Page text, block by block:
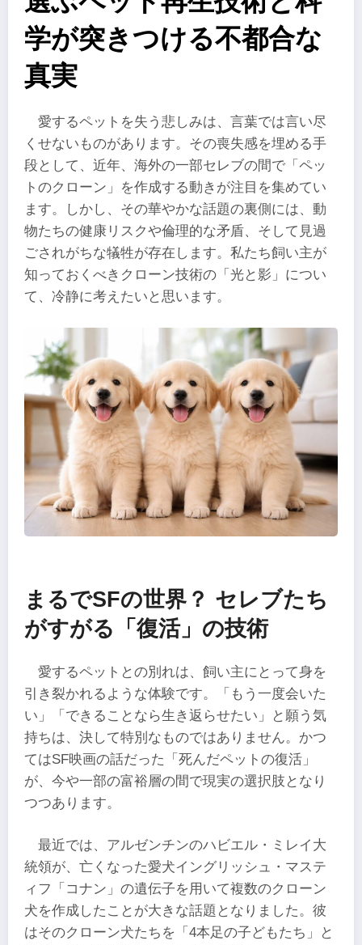
学が突きつける不都合な
真実
愛するペットを失う悲しみは、言葉では言い尽
くせないものがあります。その喪失感を埋める手
段として、近年、海外の一部セレブの間で「ペッ
トのクローン」を作成する動きが注目を集めてい
ます。しかし、その華やかな話題の裏側には、動
物たちの健康リスクや倫理的な矛盾、そして見過
ごされがちな犠牲が存在します。私たち飼い主が
知っておくべきクローン技術の「光と影」につい
て、冷静に考えたいと思います。
まるでSFの世界？ セレブたち
がすがる「復活」の技術
愛するペットとの別れは、飼い主にとって身を
引き裂かれるような体験です。「もう一度会いた
い」「できることなら生き返らせたい」と願う気
持ちは、決して特別なものではありません。かつ
てはSF映画の話だった「死んだペットの復活」
が、今や一部の富裕層の間で現実の選択肢となり
つつあります。
最近では、アルゼンチンのハビエル・ミレイ大
統領が、亡くなった愛犬イングリッシュ・マステ
ィフ「コナン」の遺伝子を用いて複数のクローン
犬を作成したことが大きな話題となりました。彼
はそのクローン犬たちを「4本足の子どもたち」と